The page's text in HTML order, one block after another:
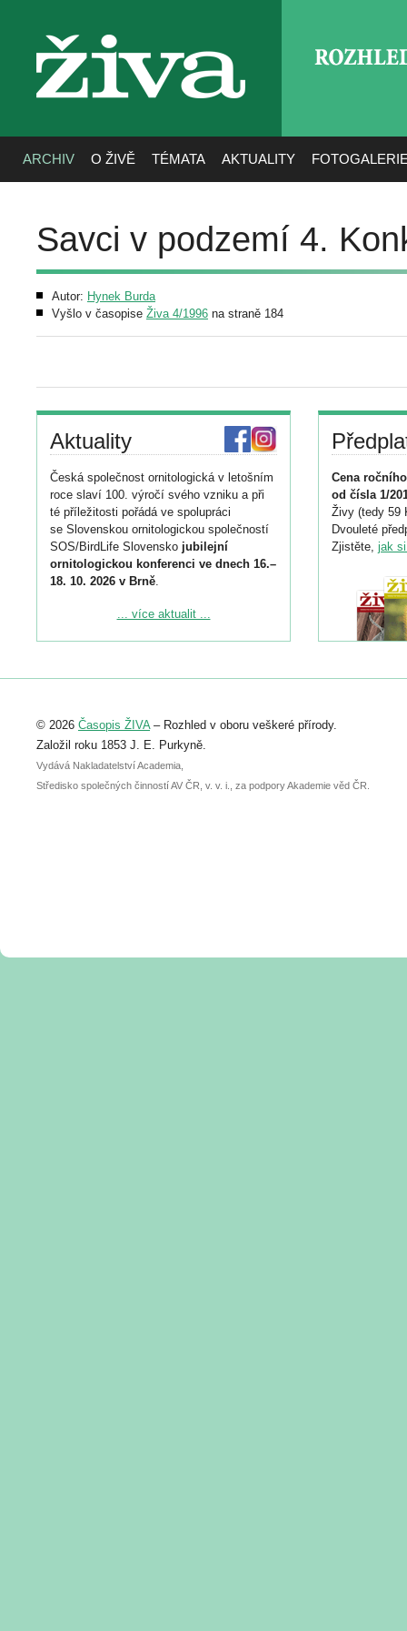
živa
ARCHIV O ŽIVĚ TÉMATA AKTUALITY
Savci v podzemí 4.
Autor: Hynek Burda
Vyšlo v časopise Živa 4/1996 na straně 184
Aktuality
Česká společnost ornitologická v letošním
roce slaví 100. výročí svého vzniku a při
té příležitosti pořádá ve spolupráci
se Slovenskou ornitologickou společností
SOS/BirdLife Slovensko jubilejní
ornitologickou konferenci ve dnech 16.–
18. 10. 2026 v Brně.
Podrobnější informace ke konferenci
Registrovat se můžete do 6. září.
abstraktu přihlášené přednášky nebo
posteru je už 30. června.
... více aktualit ...
Cena
od čísla 1/
Živy (tedy 59
Dvouleté
Zjistěte, jak
© 2026 Časopis ŽIVA– Rozhled v oboru veškeré přírody.
Založil roku 1853 J. E. Purkyně.
Vydává Nakladatelství Academia,
Středisko společných činností AV ČR, v. v. i., za podpory Akademie věd ČR.